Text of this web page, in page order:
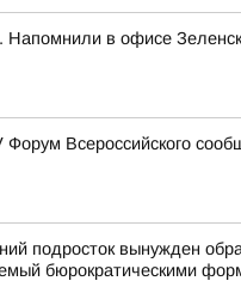
Напомнили в офисе
Всероссийского
подросток вынужден
бюрократическими